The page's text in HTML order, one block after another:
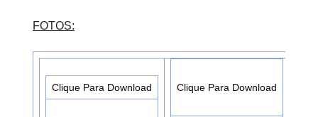
FOTOS:
Clique Para Download Clique Para Download